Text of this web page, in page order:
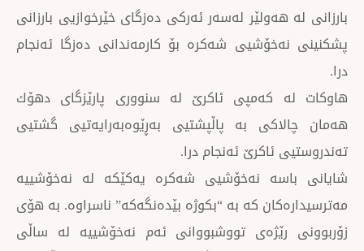
لەسەر ئەركی دەزگای خێرخوازیی بارزانی
شەكرە بۆ كارمەندانی دەزگا ئەنجام
كەمپی ئاكرێ لە سنووری پارێزگای دهۆك
بە پاڵپشتیی بەڕێوەبەرایەتیی گشتیی
ئەنجام درا.
نەخۆشیی شەکرە یەکێکە لە نەخۆشییە
کە بە “بکوژە بێدەنگەکە” ناسراوە. بە هۆی
تووشبووانی ئەم نەخۆشییە لە ساڵی